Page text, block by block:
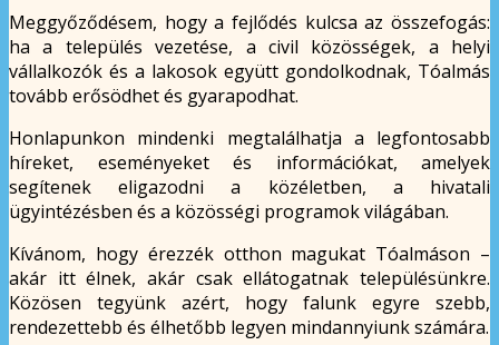
Meggyőződésem, hogy a fejlődés kulcsa az összefogás:
ha a település vezetése, a civil közösségek, a helyi
vállalkozók és a lakosok együtt gondolkodnak, Tóalmás
tovább erősödhet és gyarapodhat.
Honlapunkon mindenki megtalálhatja a legfontosabb
híreket, eseményeket és információkat, amelyek
segítenek eligazodni a közéletben, a hivatali
ügyintézésben és a közösségi programok világában.
Kívánom, hogy érezzék otthon magukat Tóalmáson –
akár itt élnek, akár csak ellátogatnak településünkre.
Közösen tegyünk azért, hogy falunk egyre szebb,
rendezettebb és élhetőbb legyen mindannyiunk számára.